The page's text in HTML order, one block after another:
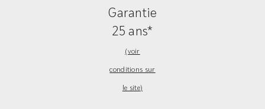
Garantie
25 ans*
(voir
conditions sur
le site)